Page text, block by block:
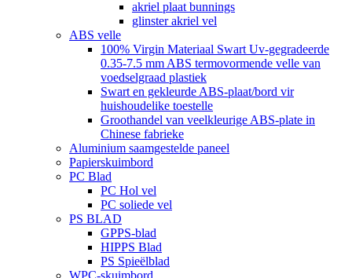
akriel plaat bunnings
glinster akriel vel
ABS velle
100% Virgin Materiaal Swart Uv-gegradeerde
0.35-7.5 mm ABS termovormende velle van
voedselgraad plastiek
Swart en gekleurde ABS-plaat/bord vir
huishoudelike toestelle
Groothandel van veelkleurige ABS-plate in
Chinese fabrieke
Aluminium saamgestelde paneel
Papierskuimbord
PC Blad
PC Hol vel
PC soliede vel
PS BLAD
GPPS-blad
HIPPS Blad
PS Spieëlblad
WPC-skuimbord